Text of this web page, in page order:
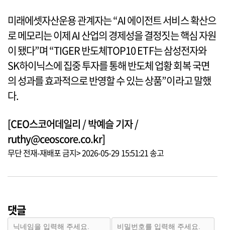
미래에셋자산운용 관계자는 “AI 에이전트 서비스 확산으
로 메모리는 이제 AI 산업의 경제성을 결정짓는 핵심 자원
이 됐다”며 “TIGER 반도체TOP10 ETF는 삼성전자와
SK하이닉스에 집중 투자를 통해 반도체 업황 회복 국면
의 성과를 효과적으로 반영할 수 있는 상품”이라고 말했
다.
[CEO스코어데일리 / 박예슬 기자 /
ruthy@ceoscore.co.kr]
무단 전재-재배포 금지> 2026-05-29 15:51:21 송고
댓글